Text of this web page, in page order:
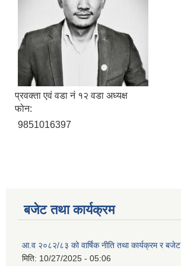
प्रवक्ता एवं वडा नं १२ वडा अध्यक्ष
फोन:
9851016397
बजेट तथा कार्यक्रम
आ.व २०८२/८३ को वार्षिक नीति तथा कार्यक्रम र बजेट
मिति: 10/27/2025 - 05:06